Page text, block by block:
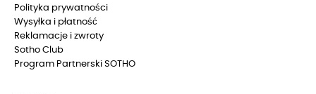
Polityka prywatności
Wysyłka i płatność
Reklamacje i zwroty
Sotho Club
Program Partnerski SOTHO